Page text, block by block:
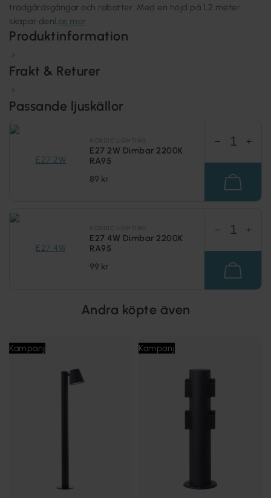
trädgårdsgångar och rabatter. Med en höjd på 1,2 meter
skapar denLäs mer
Produktinformation
Frakt & Returer
Passande ljuskällor
E27 2W Dimbar 2200K
RA95
89 kr
E27 4W Dimbar 2200K
RA95
99 kr
Andra köpte även
Kampanj Kampanj